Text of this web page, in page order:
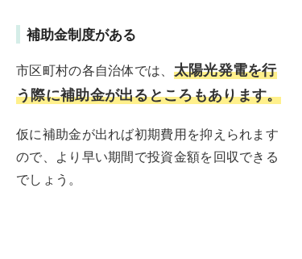
補助金制度がある
市区町村の各自治体では、 太陽光発電を行
う際に補助金が出るところもあります。
仮に補助金が出れば初期費用を抑えられます
ので、より早い期間で投資金額を回収できる
でしょう。